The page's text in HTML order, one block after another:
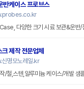
반케이스 프로브스
다양한 크기 시료 보관&운반/
제작 전문업체
명모노레일.kr
/철,스텐,알루미늄 케이스/개발 샘